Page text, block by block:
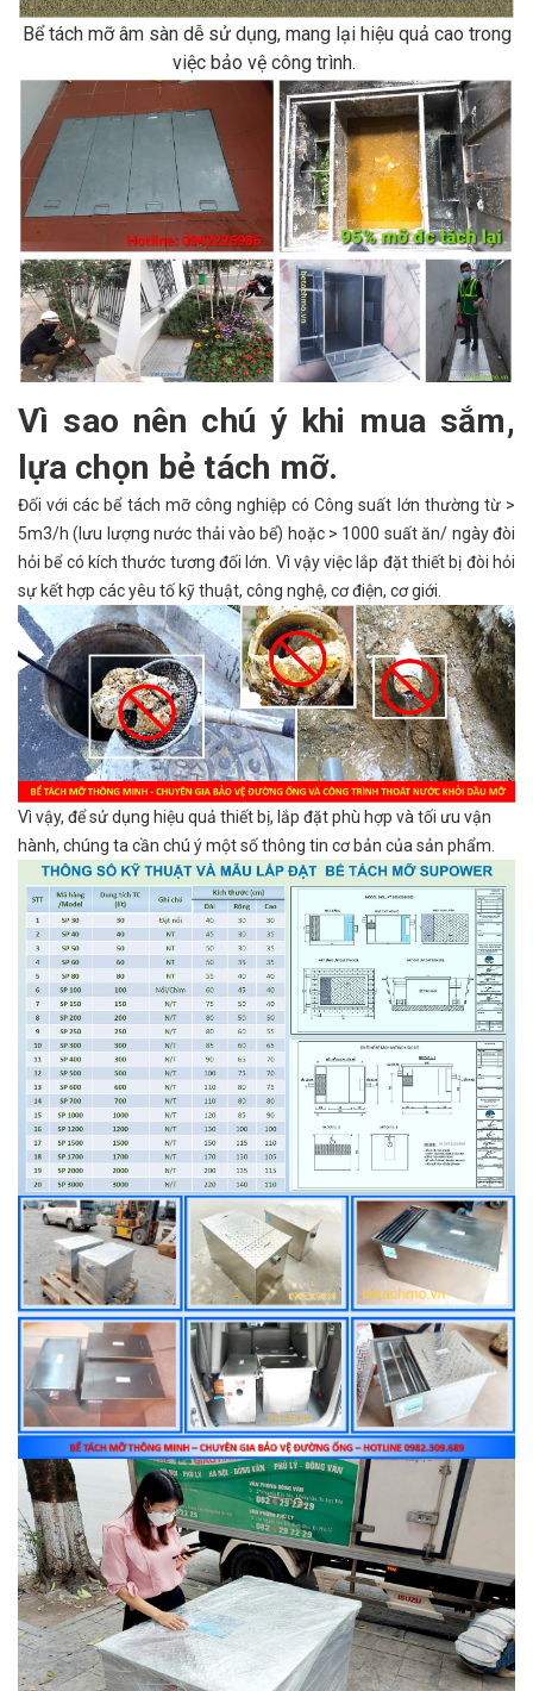
Bể tách mỡ âm sàn dễ sử dụng, mang lại hiệu quả cao trong
việc bảo vệ công trình.
Vì sao nên chú ý khi mua sắm,
lựa chọn bẻ tách mỡ.
Đối với các bể tách mỡ công nghiệp có Công suất lớn thường từ >
5m3/h (lưu lượng nước thải vào bể) hoặc > 1000 suất ăn/ ngày đòi
hỏi bể có kích thước tương đối lớn. Vì vậy việc lắp đặt thiết bị đòi hỏi
sự kết hợp các yêu tố kỹ thuật, công nghệ, cơ điện, cơ giới.
Vì vậy, để sử dụng hiệu quả thiết bị, lắp đặt phù hợp và tối ưu vận
hành, chúng ta cần chú ý một số thông tin cơ bản của sản phẩm.